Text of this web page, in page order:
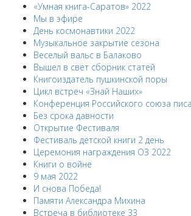
«Умная книга-Саратов» 2022
Мы в эфире
День космонавтики 2022
Музыкальное закрытие сезона
Веселый вальс в Балаково
Вышел в свет сборник статей
Книгоиздатель пушкинской поры
Цикл встреч «Знай Наших»
Конференция Российского союза
Без срока давности
Открытие Фестиваля
Фестиваль детской книги 2 день
Церемония награждения ОЗ 2022
Книги о войне
9 мая 2022
И снова Победа!
Памяти Александра Михина
Встреча в библиотеке 33